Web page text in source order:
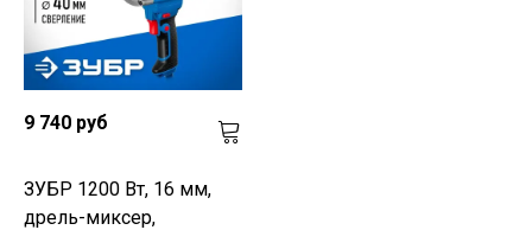
9 740 руб
ЗУБР 1200 Вт, 16 мм,
дрель-миксер,